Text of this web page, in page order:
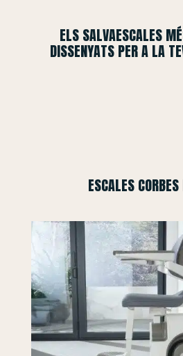
ELS SALVAESCALES
DISSENYATS PER A LA
ESCALES